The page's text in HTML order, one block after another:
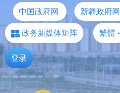
中国政府网 新疆政府网
政务新媒体矩阵
繁體
登录